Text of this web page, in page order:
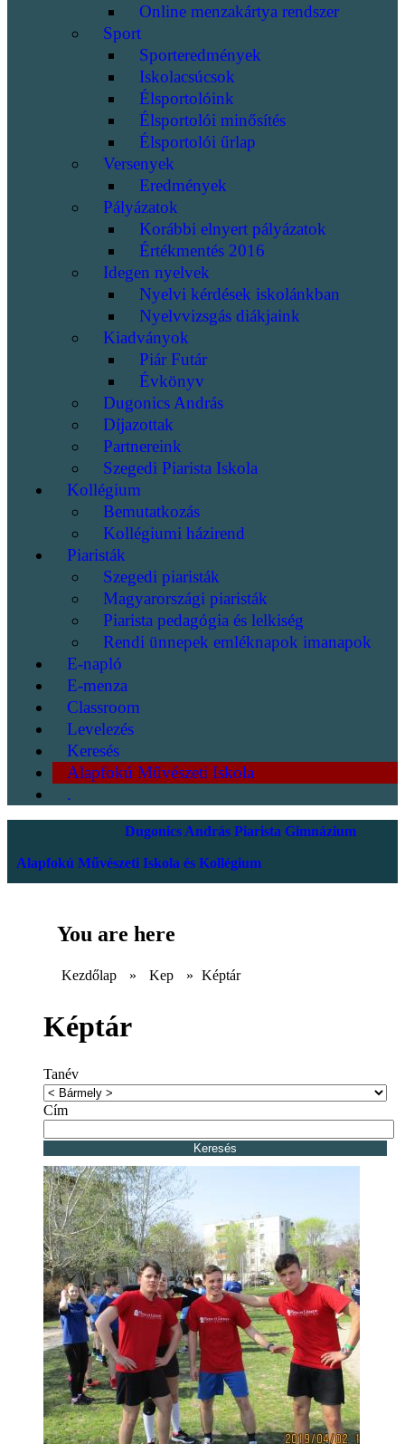
Online menzakártya rendszer
Sport
Sporteredmények
Iskolacsúcsok
Élsportolóink
Élsportolói minősítés
Élsportolói űrlap
Versenyek
Eredmények
Pályázatok
Korábbi elnyert pályázatok
Értékmentés 2016
Idegen nyelvek
Nyelvi kérdések iskolánkban
Nyelvvizsgás diákjaink
Kiadványok
Piár Futár
Évkönyv
Dugonics András
Díjazottak
Partnereink
Szegedi Piarista Iskola
Kollégium
Bemutatkozás
Kollégiumi házirend
Piaristák
Szegedi piaristák
Magyarországi piaristák
Piarista pedagógia és lelkiség
Rendi ünnepek emléknapok imanapok
E-napló
E-menza
Classroom
Levelezés
Keresés
Alapfokú Művészeti Iskola
.
Dugonics András Piarista Gimnázium
Alapfokú Művészeti Iskola és Kollégium
You are here
Kezdőlap » Kep » Képtár
Képtár
Tanév
Cím